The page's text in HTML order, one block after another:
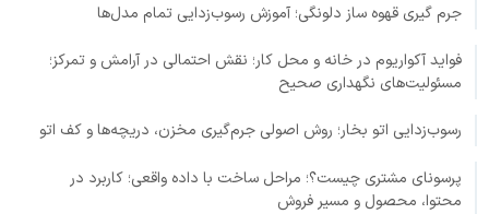
جرم گیری قهوه ساز دلونگی؛ آموزش رسوب‌زدایی تمام مدل‌ها
فواید آکواریوم در خانه و محل کار؛ نقش احتمالی در آرامش و تمرکز؛
مسئولیت‌های نگهداری صحیح
رسوب‌زدایی اتو بخار؛ روش اصولی جرم‌گیری مخزن، دریچه‌ها و کف اتو
پرسونای مشتری چیست؟؛ مراحل ساخت با داده واقعی؛ کاربرد در
محتوا، محصول و مسیر فروش